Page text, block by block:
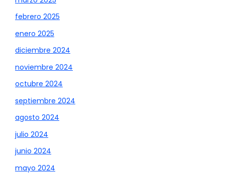
febrero 2025
enero 2025
diciembre 2024
noviembre 2024
octubre 2024
septiembre 2024
agosto 2024
julio 2024
junio 2024
mayo 2024